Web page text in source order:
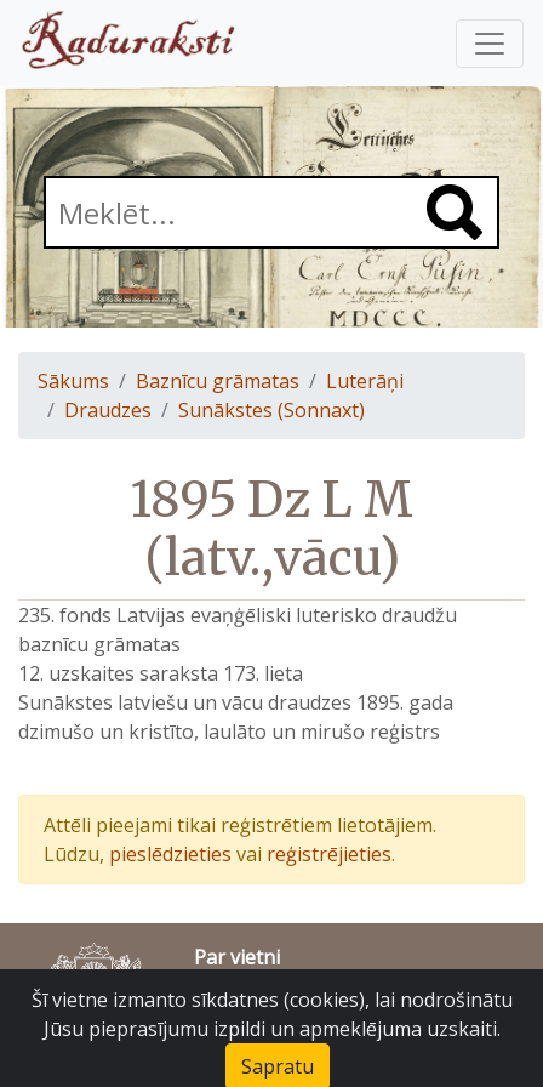
Sākums Baznīcu grāmatas
Luterāņi
Draudzes
Sunākstes (Sonnaxt)
1895 Dz L M
(latv.,vācu)
235. fonds Latvijas evaņģēliski luterisko draudžu
baznīcu grāmatas
12. uzskaites saraksta 173. lieta
Sunākstes latviešu un vācu draudzes 1895. gada
dzimušo un kristīto, laulāto un mirušo reģistrs
Attēli pieejami tikai reģistrētiem lietotājiem.
Lūdzu, pieslēdzieties vai reģistrējieties.
Par vietni
Piekļūstamības paziņojums
© Latvijas Valsts vēstures arhīvs 2007-2026
Slokas iela 16, Rīga, LV – 1048
Šī vietne izmanto sīkdatnes (cookies), lai nodrošinātu
Jūsu pieprasījumu izpildi un apmeklējuma uzskaiti.
Sapratu